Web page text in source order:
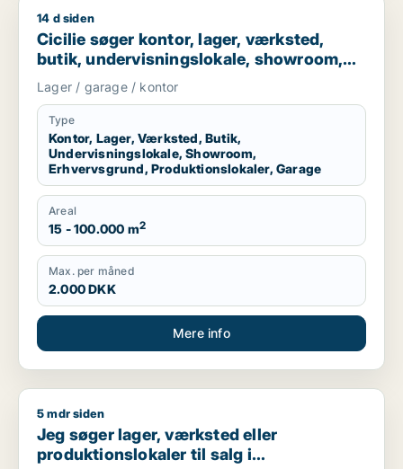
Cicilie søger kontor, lager, værksted, butik,
14 d siden
Cicilie søger kontor, lager, værksted,
butik, undervisningslokale, showroom,
erhvervsgrund, produktionslokaler eller
garage til leje i Region Sjælland eller
Nordsjælland
Lager / garage / kontor
Type
Kontor, Lager, Værksted, Butik,
Undervisningslokale, Showroom,
Erhvervsgrund, Produktionslokaler, Garage
Areal
15 - 100.000 m2
Max. per måned
2.000 DKK
Mere info
Jeg søger lager, værksted eller produktionslokaler til salg i
5 mdr siden
Jeg søger lager, værksted eller
produktionslokaler til salg i